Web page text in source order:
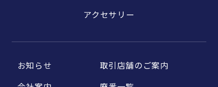
アクセサリー
お知らせ
取引店舗のご案内